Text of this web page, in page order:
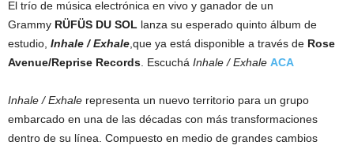
El trío de música electrónica en vivo y ganador de un
Grammy RÜFÜS DU SOL lanza su esperado quinto álbum de
estudio, Inhale / Exhale ,que ya está disponible a través de Rose
Avenue/Reprise Records . Escuchá Inhale / Exhale ACA
Inhale / Exhale representa un nuevo territorio para un grupo
embarcado en una de las décadas con más transformaciones
dentro de su línea. Compuesto en medio de grandes cambios